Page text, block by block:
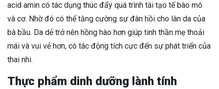
acid amin có tác dụng thúc đẩy quá trình tái tạo tế bào mô
và cơ. Nhờ đó có thể tăng cường sự đàn hồi cho làn da của
bà bầu. Da dẻ trở nên hồng hào hơn giúp tinh thần mẹ thoải
mái và vui vẻ hơn, có tác động tích cực đến sự phát triển của
thai nhi.
Thực phẩm dinh dưỡng lành tính